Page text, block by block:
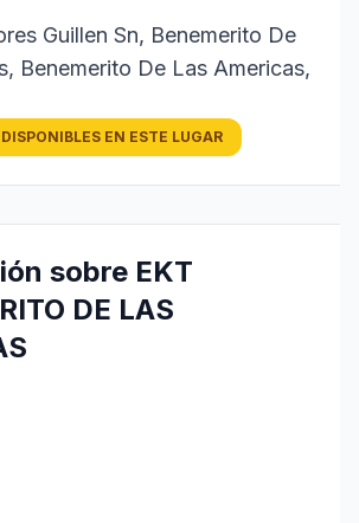
Guillen Sn, Benemerito De
Benemerito De Las Americas,
EN ESTE LUGAR
sobre EKT
DE LAS